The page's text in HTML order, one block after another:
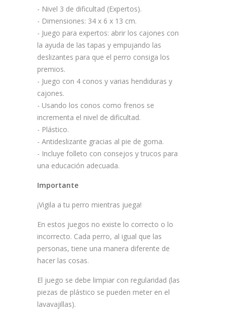
- Nivel 3 de dificultad (Expertos).
- Dimensiones: 34 x 6 x 13 cm.
- Juego para expertos: abrir los cajones con
la ayuda de las tapas y empujando las
deslizantes para que el perro consiga los
premios.
- Juego con 4 conos y varias hendiduras y
cajones.
- Usando los conos como frenos se
incrementa el nivel de dificultad.
- Plástico.
- Antideslizante gracias al pie de goma.
- Incluye folleto con consejos y trucos para
una educación adecuada.
Importante
¡Vigila a tu perro mientras juega!
En estos juegos no existe lo correcto o lo
incorrecto. Cada perro, al igual que las
personas, tiene una manera diferente de
hacer las cosas.
El juego se debe limpiar con regularidad (las
piezas de plástico se pueden meter en el
lavavajillas).